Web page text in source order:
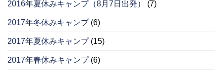
2016年夏休みキャンプ（8月7日出発） (7)
2017年冬休みキャンプ(6)
2017年夏休みキャンプ(15)
2017年春休みキャンプ(6)